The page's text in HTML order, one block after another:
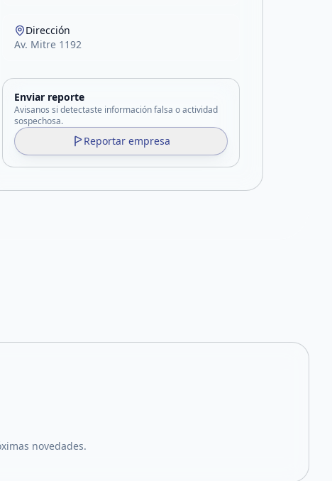
Dirección
Av. Mitre 1192
Enviar reporte
Avisanos si detectaste información falsa o actividad
sospechosa.
Reportar empresa
novedades.